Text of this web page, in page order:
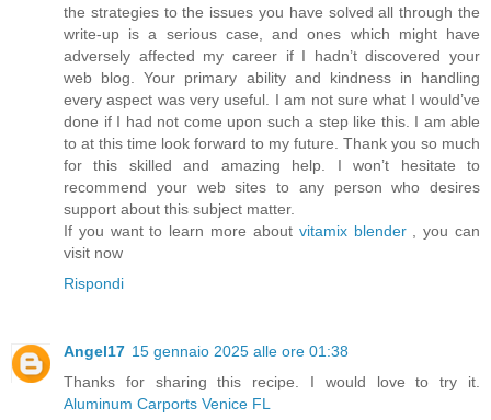
the strategies to the issues you have solved all through the
write-up is a serious case, and ones which might have
adversely affected my career if I hadn’t discovered your
web blog. Your primary ability and kindness in handling
every aspect was very useful. I am not sure what I would’ve
done if I had not come upon such a step like this. I am able
to at this time look forward to my future. Thank you so much
for this skilled and amazing help. I won’t hesitate to
recommend your web sites to any person who desires
support about this subject matter.
If you want to learn more about vitamix blender
, you can
visit now
Rispondi
Angel17 15 gennaio 2025 alle ore 01:38
Thanks for sharing this recipe. I would love to try it.
Aluminum Carports Venice FL